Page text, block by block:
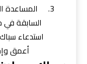
المساعدة
السابقة في
استدعاء
أعمق